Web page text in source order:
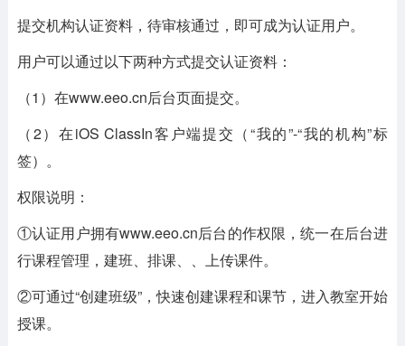
提交机构认证资料，待审核通过，即可成为认证用户。
用户可以通过以下两种方式提交认证资料：
（1）在www.eeo.cn后台页面提交。
（2）在iOS ClassIn客户端提交（“我的”-“我的机构”标
签）。
权限说明：
①认证用户拥有www.eeo.cn后台的作权限，统一在后台进
行课程管理，建班、排课、、上传课件。
②可通过“创建班级”，快速创建课程和课节，进入教室开始
授课。